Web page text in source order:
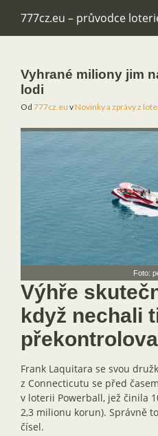
777cz.eu – průvodce
Vyhrané miliony jim
lodi
Od 777cz.eu vNovinky a zprávy z
Foto:
Výhře
když nechali
Frank Laquitara se svou
z Connecticutu se před
v loterii Powerball, jež činila
2,3 milionu korun). Správně
čísel.